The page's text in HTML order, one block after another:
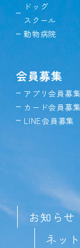
ドッグ
スクール
動物病院
会員募集
アプリ会員募集
カード会員募集
LINE会員募集
お知らせ
ネッ